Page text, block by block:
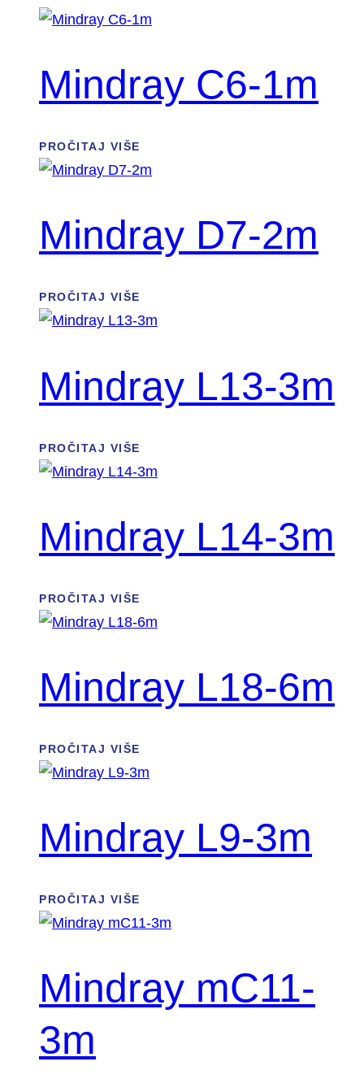
Mindray C6-1m
PROČITAJ VIŠE
Mindray D7-2m
PROČITAJ VIŠE
Mindray L13-3m
PROČITAJ VIŠE
Mindray L14-3m
PROČITAJ VIŠE
Mindray L18-6m
PROČITAJ VIŠE
Mindray L9-3m
PROČITAJ VIŠE
Mindray mC11-
3m